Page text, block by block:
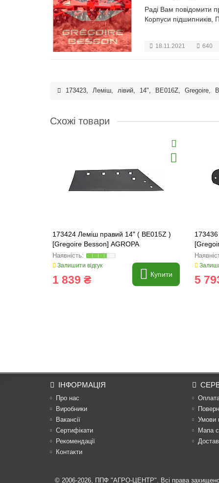
Раді Вам повідомити
Корпуси підшипників,
18.11.2021 640
173423, Леміш, лівий, 14", BE016Z, Gregoire,
Схожі товари
173424 Леміш правий 14" ( BE015Z )
[Gregoire Besson] AGROPA
Залишити відгук
1 839 ₴ Купити 5
ІНФОРМАЦІЯ
Про нас
Виробники
Вакансії
Сертифікати
Рекомендації
Контакти
Умови
Мапа
© 2006-2026, ППФ "АГРО-ЦЕНТР". Всі права